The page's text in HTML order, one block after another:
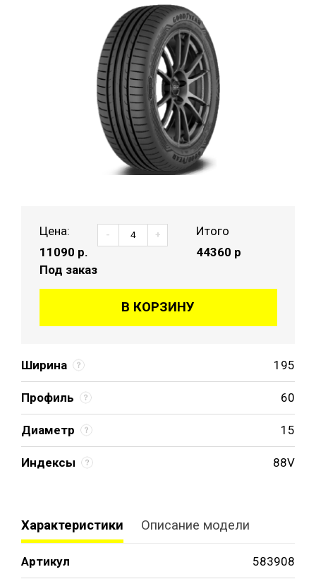
Ширина 195
Профиль 60
Диаметр 15
Индексы 88V
Цена:
11090 р.
Под заказ
- +
Итого
44360 р
В КОРЗИНУ
Характеристики Описание модели
Артикул 583908